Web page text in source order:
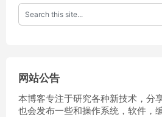
网站公告
本博客专注于研究各种新技术，分
也会发布一些和操作系统，软件，